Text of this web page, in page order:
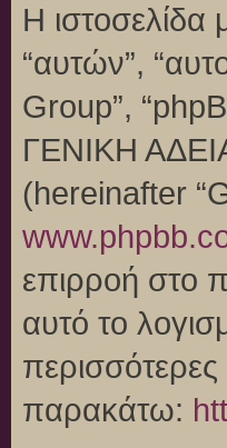
Η ιστοσελίδα
“αυτών”,
Group”,
ΓΕΝΙΚΗ
(hereinafter
επιρροή στο
αυτό το
παρακάτω: